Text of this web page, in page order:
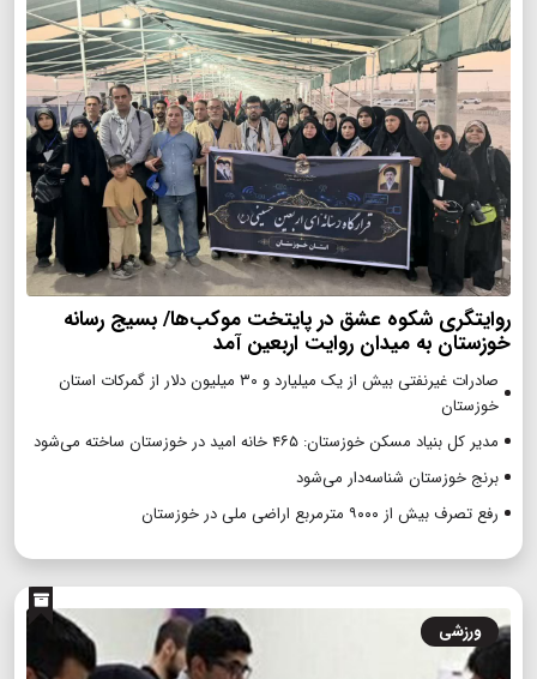
روایتگری شکوه عشق در پایتخت موکب‌ها/ بسیج رسانه
خوزستان به میدان روایت اربعین آمد
صادرات غیرنفتی بیش از یک میلیارد و ۳۰ میلیون دلار از گمرکات استان
خوزستان
مدیر کل بنیاد مسکن خوزستان: ۴۶۵ خانه امید در خوزستان ساخته می‌شود
برنج خوزستان شناسه‌دار می‌شود
رفع تصرف بیش از ۹۰۰۰ مترمربع اراضی ملی در خوزستان
ورزشی